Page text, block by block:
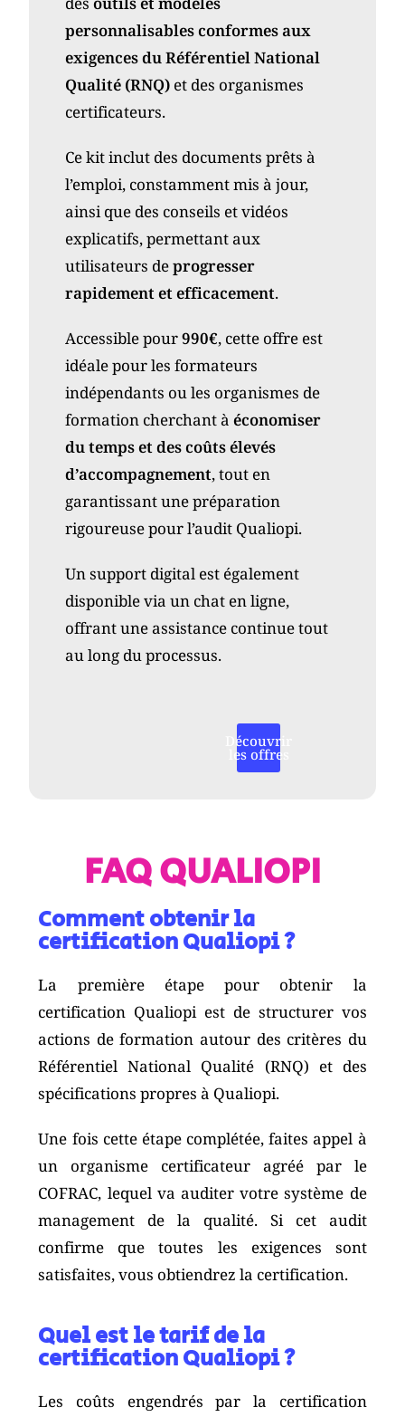
personnalisables conformes aux
exigences du Référentiel National
Qualité (RNQ) et des organismes
certificateurs.
Ce kit inclut des documents prêts à
l’emploi, constamment mis à jour,
ainsi que des conseils et vidéos
explicatifs, permettant aux
utilisateurs deprogresser
rapidement et efficacement.
Accessible pour990€, cette offre est
idéale pour les formateurs
indépendants ou les organismes de
formation cherchant àéconomiser
du temps et des coûts élevés
d’accompagnement, tout en
garantissant une préparation
rigoureuse pour l’audit Qualiopi.
Un support digital est également
disponible via un chat en ligne,
offrant une assistance continue tout
au long du processus.
Découvrir
les offres
FAQ QUALIOPI
Comment obtenir la
certification Qualiopi ?
La première étape pour obtenir la
certification Qualiopi est de structurer vos
actions de formation autour des critères du
Référentiel National Qualité (RNQ) et des
spécifications propres à Qualiopi.
Une fois cette étape complétée, faites appel à
un organisme certificateur agréé par le
COFRAC, lequel va auditer votre système de
management de la qualité. Si cet audit
confirme que toutes les exigences sont
satisfaites, vous obtiendrez la certification.
Quel est le tarif de la
certification Qualiopi ?
Les coûts engendrés par la certification